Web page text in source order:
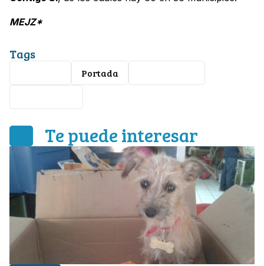
MEJZ*
Tags
Portada
Te puede interesar